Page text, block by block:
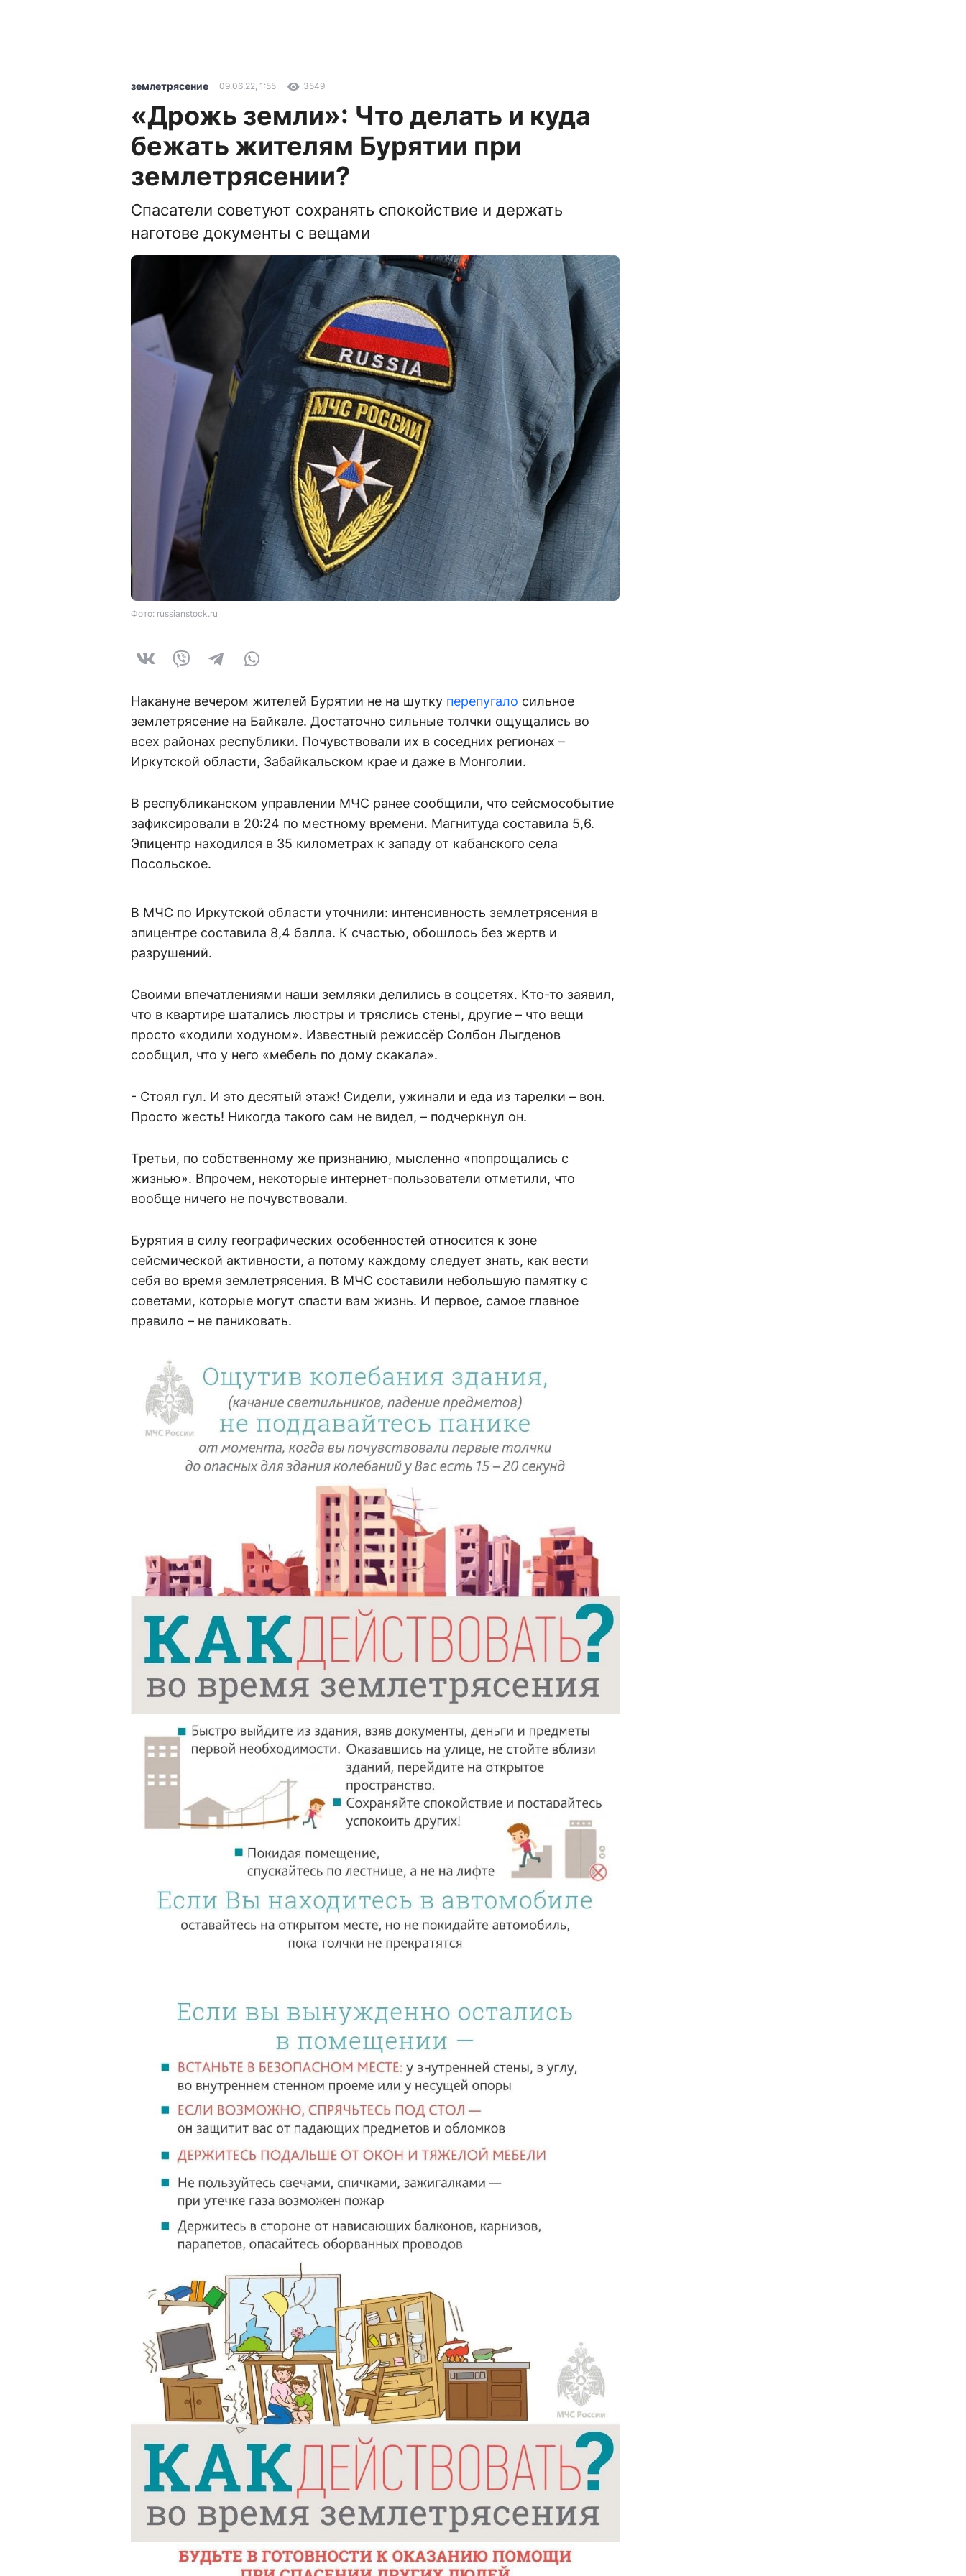
землетрясение 09.06.22, 1:55 3549
«Дрожь земли»: Что делать и куда
бежать жителям Бурятии при
землетрясении?
Спасатели советуют сохранять спокойствие и держать
наготове документы с вещами
Фото: russianstock.ru
Накануне вечером жителей Бурятии не на шутку перепугало сильное
землетрясение на Байкале. Достаточно сильные толчки ощущались во
всех районах республики. Почувствовали их в соседних регионах –
Иркутской области, Забайкальском крае и даже в Монголии.
В республиканском управлении МЧС ранее сообщили, что сейсмособытие
зафиксировали в 20:24 по местному времени. Магнитуда составила 5,6.
Эпицентр находился в 35 километрах к западу от кабанского села
Посольское.
В МЧС по Иркутской области уточнили: интенсивность землетрясения в
эпицентре составила 8,4 балла. К счастью, обошлось без жертв и
разрушений.
Своими впечатлениями наши земляки делились в соцсетях. Кто-то заявил,
что в квартире шатались люстры и тряслись стены, другие – что вещи
просто «ходили ходуном». Известный режиссёр Солбон Лыгденов
сообщил, что у него «мебель по дому скакала».
- Стоял гул. И это десятый этаж! Сидели, ужинали и еда из тарелки – вон.
Просто жесть! Никогда такого сам не видел, – подчеркнул он.
Третьи, по собственному же признанию, мысленно «попрощались с
жизнью». Впрочем, некоторые интернет-пользователи отметили, что
вообще ничего не почувствовали.
Бурятия в силу географических особенностей относится к зоне
сейсмической активности, а потому каждому следует знать, как вести
себя во время землетрясения. В МЧС составили небольшую памятку с
советами, которые могут спасти вам жизнь. И первое, самое главное
правило – не паниковать.